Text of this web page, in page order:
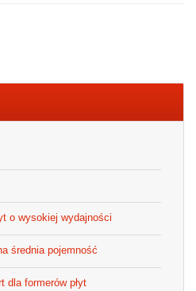
o wysokiej wydajności
średnia pojemność
dla formerów płyt